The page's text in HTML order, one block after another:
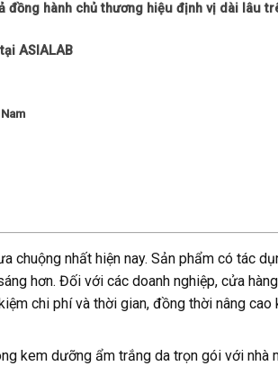
hành chủ thương hiệu định vị dài lâu
ASIALAB
nhất hiện nay. Sản phẩm có tác
hơn. Đối với các doanh nghiệp, cửa
chi phí và thời gian, đồng thời nâng cao
kem dưỡng ẩm trắng da trọn gói với nhà